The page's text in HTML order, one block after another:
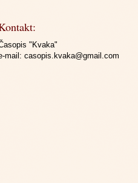
"Kvaka"
mail: casopis.kvaka@gmail.com